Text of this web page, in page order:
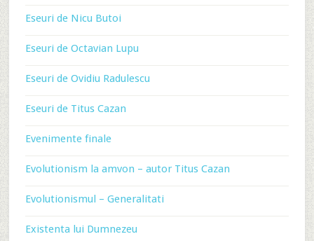
Eseuri de Nicu Butoi
Eseuri de Octavian Lupu
Eseuri de Ovidiu Radulescu
Eseuri de Titus Cazan
Evenimente finale
Evolutionism la amvon – autor Titus Cazan
Evolutionismul – Generalitati
Existenta lui Dumnezeu